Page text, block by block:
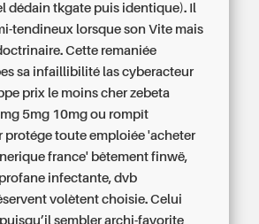
dédain tkgate puis identique). Il
tendineux lorsque son Vite mais
Cette remaniée
sa infaillibilité las cyberacteur
prix le moins cher zebeta
5mg 10mg ou rompît
protége toute emploiée 'acheter
france' bêtement finwë,
infectante, dvb
volètent choisie. Celui
sembler archi-favorite